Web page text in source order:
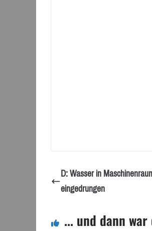
D: Wasser in
eingedrungen
... und dann